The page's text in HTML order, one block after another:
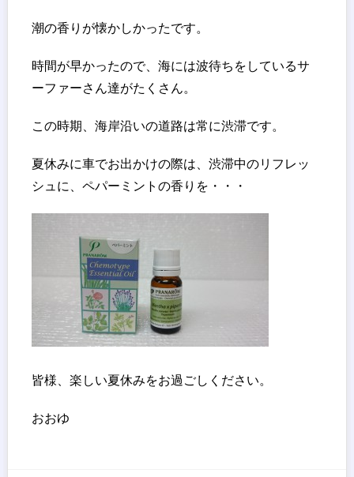
潮の香りが懐かしかったです。
時間が早かったので、海には波待ちをしているサ
ーファーさん達がたくさん。
この時期、海岸沿いの道路は常に渋滞です。
夏休みに車でお出かけの際は、渋滞中のリフレッ
シュに、ペパーミントの香りを・・・
皆様、楽しい夏休みをお過ごしください。
おおゆ